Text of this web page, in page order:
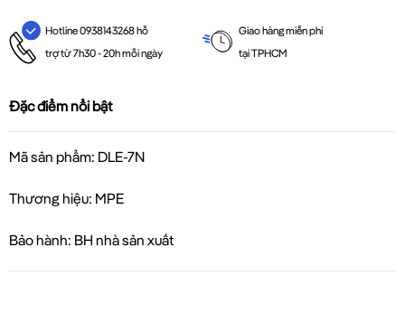
Hotline 0938143268 hỗ
trợ từ 7h30 - 20h mỗi ngày
Giao hàng miễn phí
tại TPHCM
Đặc điểm nổi bật
Mã sản phẩm: DLE-7N
Thương hiệu: MPE
Bảo hành: BH nhà sản xuất